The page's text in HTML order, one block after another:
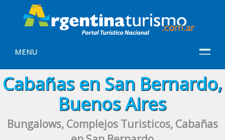
MENU
Cabañas en San Bernardo,
Buenos Aires
Bungalows, Complejos Turisticos, Cabañas